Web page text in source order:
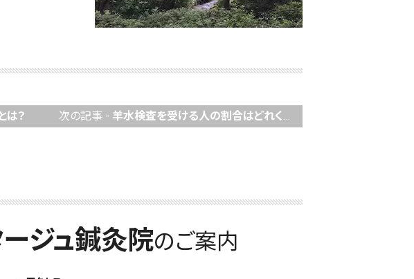
は？ 次の記事 - 羊水検査を受ける人の割合はどれくらい？
ジュ鍼灸院のご案内